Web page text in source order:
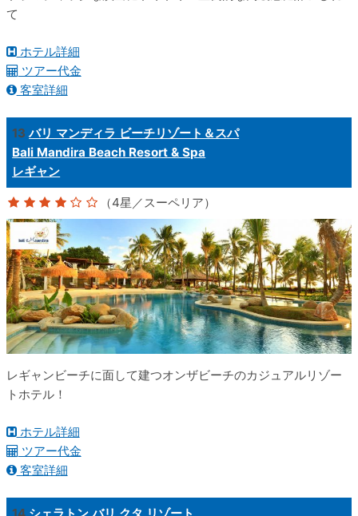
て
ホテル詳細
ツアー代金
客室詳細
13 バリ マンディラ ビーチリゾート＆スパ
Bali Mandira Beach Resort & Spa
レギャン
（4星／スーペリア）
レギャンビーチに面して建つオンザビーチのカジュアルリゾー
トホテル！
ホテル詳細
ツアー代金
客室詳細